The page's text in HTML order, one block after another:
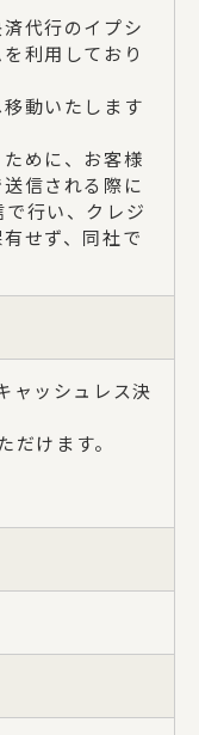
代行のイプシ
利用しており
動いたします
めに、お客様
信される際に
行い、クレジ
せず、同社で
ャッシュレス決
けます。